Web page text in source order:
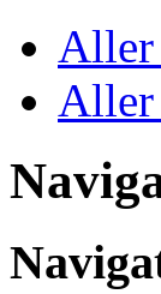
Aller
Aller